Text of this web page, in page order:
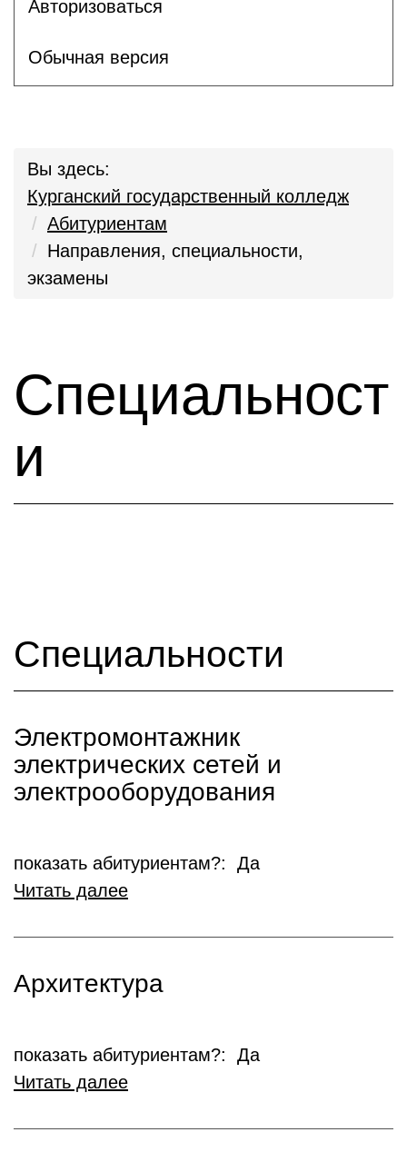
Авторизоваться
Обычная версия
Вы здесь:
Курганский государственный колледж
Абитуриентам
Направления, специальности,
экзамены
Специальност
и
Специальности
Электромонтажник
электрических сетей и
электрооборудования
показать абитуриентам?: Да
Читать далее
Архитектура
показать абитуриентам?: Да
Читать далее